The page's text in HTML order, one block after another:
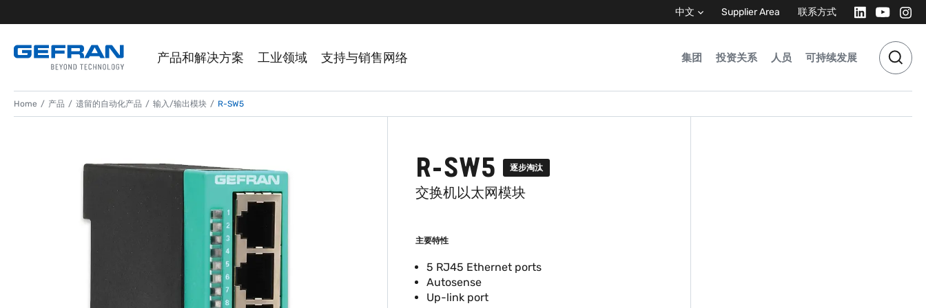
中文 Supplier Area 联系方式
产品和解决方案 工业领域 支持与销售网络 集团 投资关系 人员 可持续发展
Home 产品 遗留的自动化产品 输入/输出模块 R-SW5
R-SW5 逐步淘汰
交换机以太网模块
主要特性
5 RJ45 Ethernet ports
Autosense
Up-link port